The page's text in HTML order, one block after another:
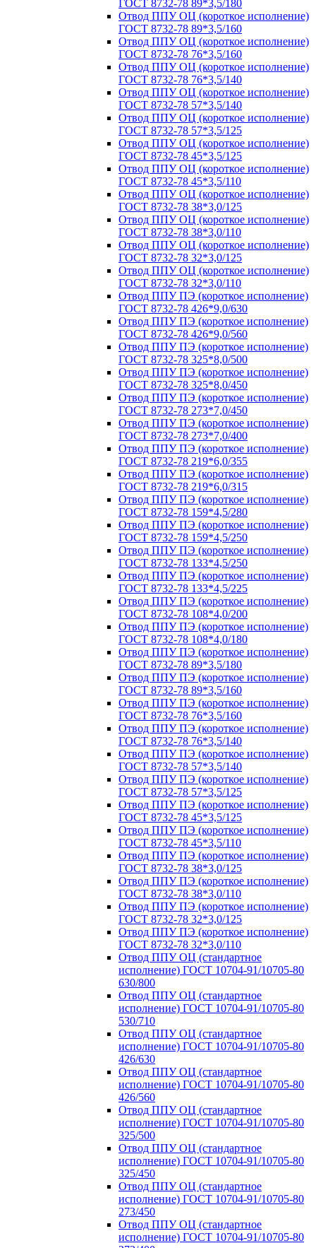
ГОСТ 8732-78 89*3,5/180
Отвод ППУ ОЦ (короткое исполнение)
ГОСТ 8732-78 89*3,5/160
Отвод ППУ ОЦ (короткое исполнение)
ГОСТ 8732-78 76*3,5/160
Отвод ППУ ОЦ (короткое исполнение)
ГОСТ 8732-78 76*3,5/140
Отвод ППУ ОЦ (короткое исполнение)
ГОСТ 8732-78 57*3,5/140
Отвод ППУ ОЦ (короткое исполнение)
ГОСТ 8732-78 57*3,5/125
Отвод ППУ ОЦ (короткое исполнение)
ГОСТ 8732-78 45*3,5/125
Отвод ППУ ОЦ (короткое исполнение)
ГОСТ 8732-78 45*3,5/110
Отвод ППУ ОЦ (короткое исполнение)
ГОСТ 8732-78 38*3,0/125
Отвод ППУ ОЦ (короткое исполнение)
ГОСТ 8732-78 38*3,0/110
Отвод ППУ ОЦ (короткое исполнение)
ГОСТ 8732-78 32*3,0/125
Отвод ППУ ОЦ (короткое исполнение)
ГОСТ 8732-78 32*3,0/110
Отвод ППУ ПЭ (короткое исполнение)
ГОСТ 8732-78 426*9,0/630
Отвод ППУ ПЭ (короткое исполнение)
ГОСТ 8732-78 426*9,0/560
Отвод ППУ ПЭ (короткое исполнение)
ГОСТ 8732-78 325*8,0/500
Отвод ППУ ПЭ (короткое исполнение)
ГОСТ 8732-78 325*8,0/450
Отвод ППУ ПЭ (короткое исполнение)
ГОСТ 8732-78 273*7,0/450
Отвод ППУ ПЭ (короткое исполнение)
ГОСТ 8732-78 273*7,0/400
Отвод ППУ ПЭ (короткое исполнение)
ГОСТ 8732-78 219*6,0/355
Отвод ППУ ПЭ (короткое исполнение)
ГОСТ 8732-78 219*6,0/315
Отвод ППУ ПЭ (короткое исполнение)
ГОСТ 8732-78 159*4,5/280
Отвод ППУ ПЭ (короткое исполнение)
ГОСТ 8732-78 159*4,5/250
Отвод ППУ ПЭ (короткое исполнение)
ГОСТ 8732-78 133*4,5/250
Отвод ППУ ПЭ (короткое исполнение)
ГОСТ 8732-78 133*4,5/225
Отвод ППУ ПЭ (короткое исполнение)
ГОСТ 8732-78 108*4,0/200
Отвод ППУ ПЭ (короткое исполнение)
ГОСТ 8732-78 108*4,0/180
Отвод ППУ ПЭ (короткое исполнение)
ГОСТ 8732-78 89*3,5/180
Отвод ППУ ПЭ (короткое исполнение)
ГОСТ 8732-78 89*3,5/160
Отвод ППУ ПЭ (короткое исполнение)
ГОСТ 8732-78 76*3,5/160
Отвод ППУ ПЭ (короткое исполнение)
ГОСТ 8732-78 76*3,5/140
Отвод ППУ ПЭ (короткое исполнение)
ГОСТ 8732-78 57*3,5/140
Отвод ППУ ПЭ (короткое исполнение)
ГОСТ 8732-78 57*3,5/125
Отвод ППУ ПЭ (короткое исполнение)
ГОСТ 8732-78 45*3,5/125
Отвод ППУ ПЭ (короткое исполнение)
ГОСТ 8732-78 45*3,5/110
Отвод ППУ ПЭ (короткое исполнение)
ГОСТ 8732-78 38*3,0/125
Отвод ППУ ПЭ (короткое исполнение)
ГОСТ 8732-78 38*3,0/110
Отвод ППУ ПЭ (короткое исполнение)
ГОСТ 8732-78 32*3,0/125
Отвод ППУ ПЭ (короткое исполнение)
ГОСТ 8732-78 32*3,0/110
Отвод ППУ ОЦ (стандартное
исполнение) ГОСТ 10704-91/10705-80
630/800
Отвод ППУ ОЦ (стандартное
исполнение) ГОСТ 10704-91/10705-80
530/710
Отвод ППУ ОЦ (стандартное
исполнение) ГОСТ 10704-91/10705-80
426/630
Отвод ППУ ОЦ (стандартное
исполнение) ГОСТ 10704-91/10705-80
426/560
Отвод ППУ ОЦ (стандартное
исполнение) ГОСТ 10704-91/10705-80
325/500
Отвод ППУ ОЦ (стандартное
исполнение) ГОСТ 10704-91/10705-80
325/450
Отвод ППУ ОЦ (стандартное
исполнение) ГОСТ 10704-91/10705-80
273/450
Отвод ППУ ОЦ (стандартное
исполнение) ГОСТ 10704-91/10705-80